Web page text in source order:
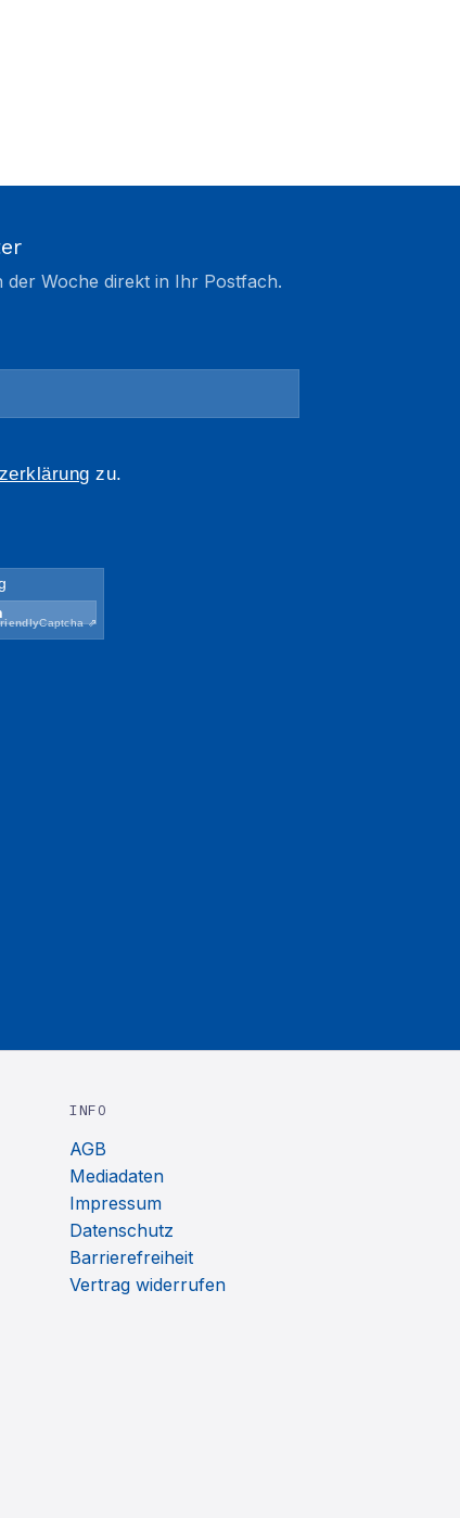
der Woche direkt in Ihr Postfach.
INFO
AGB
Mediadaten
Impressum
Datenschutz
Barrierefreiheit
Vertrag widerrufen